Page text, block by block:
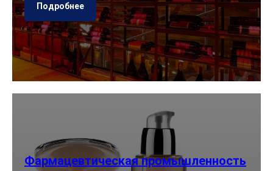
Подробнее
Фармацевтическая промышленность